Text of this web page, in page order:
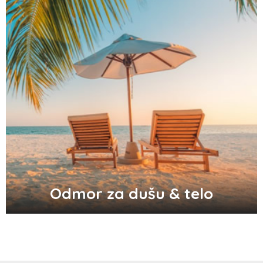
Odlični saveti za brže začeće bebe
Audio i video konektori - šta su i koje
vrste postoje
Top 3 tradicionalna grčka jela koja
morate probati
Odmor za dušu & telo